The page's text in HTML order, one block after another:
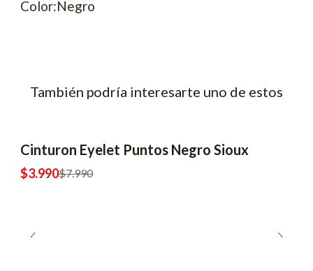
Color:Negro
También podría interesarte uno de estos
-50% OFF
Cinturon Eyelet Puntos Negro Sioux
$3.990$7.990